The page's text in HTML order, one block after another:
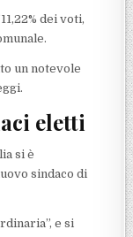
dei voti,
un notevole
eletti
si è
sindaco di
e si